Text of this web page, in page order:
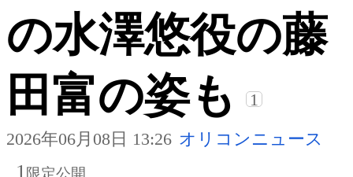
の水澤悠役の藤
田富の姿も
1
2026年06月08日 13:26 オリコンニュース
1 限定公開